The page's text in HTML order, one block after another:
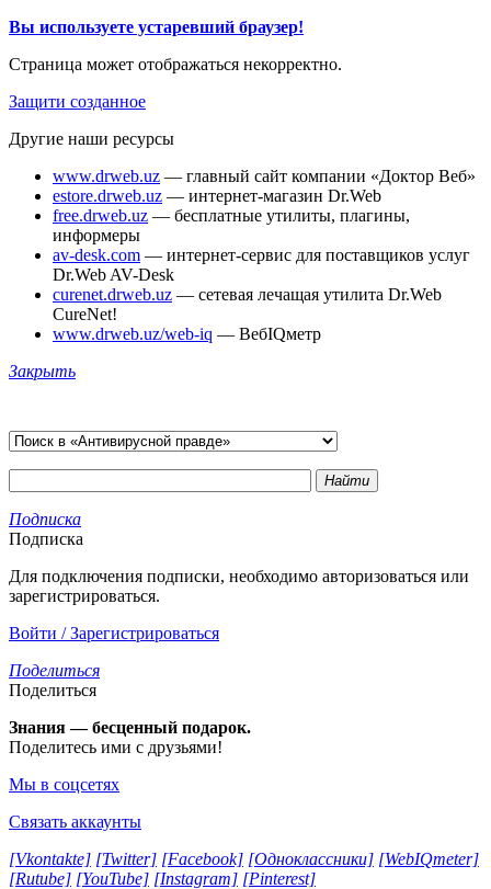
Вы используете устаревший браузер!
Страница может отображаться некорректно.
Защити созданное
Другие наши ресурсы
www.drweb.uz — главный сайт компании «Доктор Веб»
estore.drweb.uz — интернет-магазин Dr.Web
free.drweb.uz — бесплатные утилиты, плагины,
информеры
av-desk.com — интернет-сервис для поставщиков услуг
Dr.Web AV-Desk
curenet.drweb.uz — сетевая лечащая утилита Dr.Web
CureNet!
www.drweb.uz/web-iq — ВебIQметр
Закрыть
Найти
Подписка
Подписка
Для подключения подписки, необходимо авторизоваться или
зарегистрироваться.
Войти / Зарегистрироваться
Поделиться
Поделиться
Знания — бесценный подарок.
Поделитесь ими с друзьями!
Мы в соцсетях
Связать аккаунты
[Vkontakte] [Twitter] [Facebook] [Одноклассники] [WebIQmeter]
[Rutube] [YouTube] [Instagram] [Pinterest]